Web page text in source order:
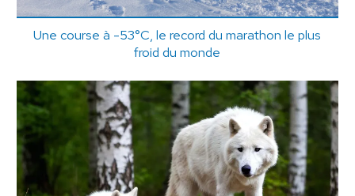
Une course à -53°C, le record du marathon le plus
froid du monde